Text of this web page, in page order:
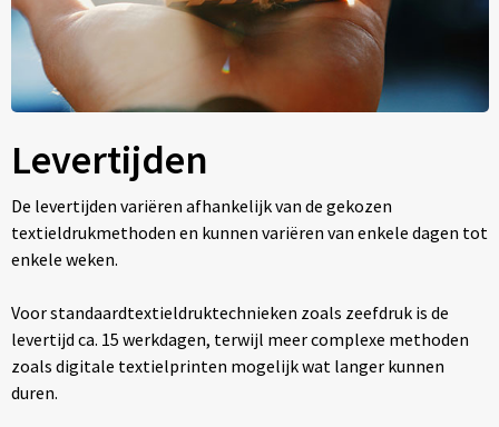
Levertijden
De levertijden variëren afhankelijk van de gekozen
textieldrukmethoden en kunnen variëren van enkele dagen tot
enkele weken.
Voor standaardtextieldruktechnieken zoals zeefdruk is de
levertijd ca. 15 werkdagen, terwijl meer complexe methoden
zoals digitale textielprinten mogelijk wat langer kunnen
duren.